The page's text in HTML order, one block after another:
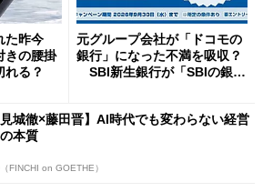
た昨今
きの腰掛
れる？
元グループ会社が「ドコモの
銀行」になった不満を吸収？
SBI新生銀行が「SBIの銀
開催
見城徹×藤田晋】AI時代でも変わらない経営
本質
FINCHI on GOETHE）